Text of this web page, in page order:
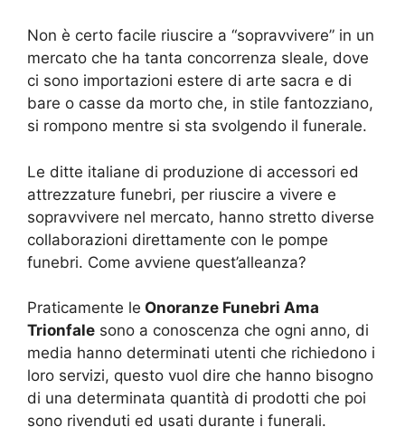
Non è certo facile riuscire a “sopravvivere” in un
mercato che ha tanta concorrenza sleale, dove
ci sono importazioni estere di arte sacra e di
bare o casse da morto che, in stile fantozziano,
si rompono mentre si sta svolgendo il funerale.
Le ditte italiane di produzione di accessori ed
attrezzature funebri, per riuscire a vivere e
sopravvivere nel mercato, hanno stretto diverse
collaborazioni direttamente con le pompe
funebri. Come avviene quest’alleanza?
Praticamente le Onoranze Funebri Ama
Trionfale sono a conoscenza che ogni anno, di
media hanno determinati utenti che richiedono i
loro servizi, questo vuol dire che hanno bisogno
di una determinata quantità di prodotti che poi
sono rivenduti ed usati durante i funerali.